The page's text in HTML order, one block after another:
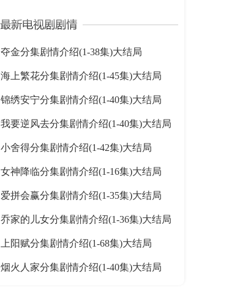
夺金分集剧情介绍(1-38集)大结局
海上繁花分集剧情介绍(1-45集)大结局
锦绣安宁分集剧情介绍(1-40集)大结局
我要逆风去分集剧情介绍(1-40集)大结局
小舍得分集剧情介绍(1-42集)大结局
女神降临分集剧情介绍(1-16集)大结局
爱拼会赢分集剧情介绍(1-35集)大结局
乔家的儿女分集剧情介绍(1-36集)大结局
上阳赋分集剧情介绍(1-68集)大结局
烟火人家分集剧情介绍(1-40集)大结局